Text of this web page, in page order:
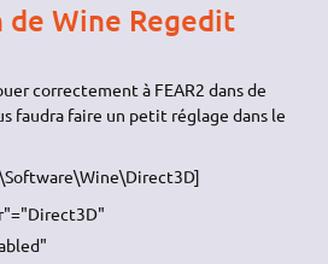
Wine Regedit
correctement à FEAR2 dans de
faudra faire un petit réglage dans le